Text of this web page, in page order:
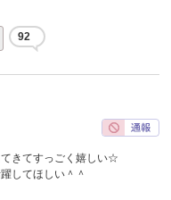
92
きてすっごく嬉しい☆
してほしい＾＾